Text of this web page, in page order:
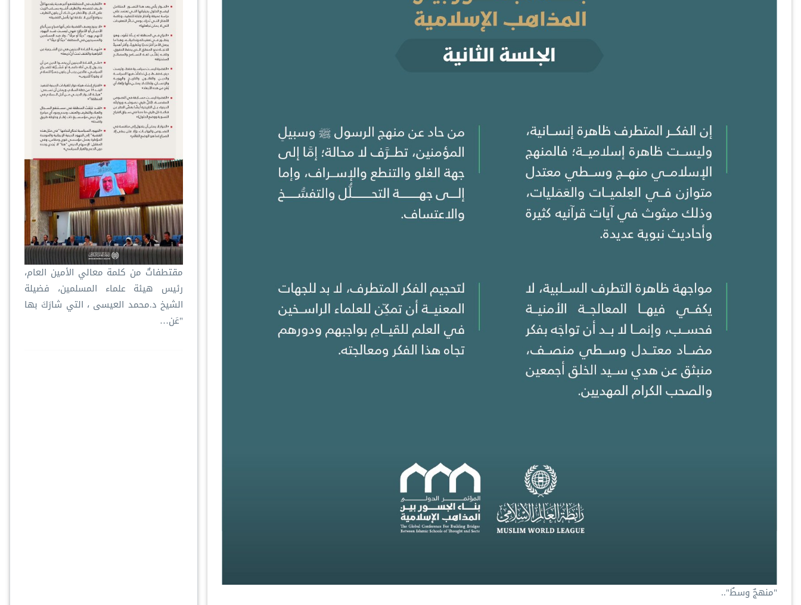
"منهجٌ وسطٌ"..
مقتطفاتٌ من كلمة معالي الأمين العام،
رئيس هيئة علماء المسلمين، فضيلة
الشيخ د.⁧‫محمد العيسى‬⁩ ‬⁩، التي شارَكَ بها
"عَن…